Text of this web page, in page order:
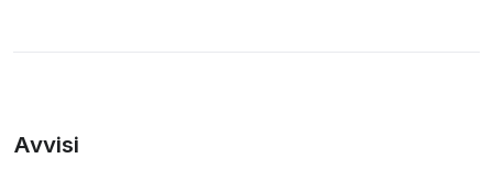
Avvisi